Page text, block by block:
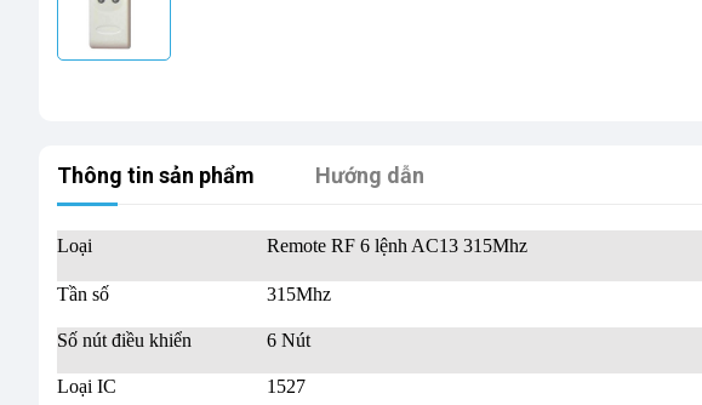
Thông tin sản phẩm Hướng dẫn
Loại Remote RF 6 lệnh AC13 315Mhz
Tần số 315Mhz
Số nút điều khiển 6 Nút
Loại IC 1527